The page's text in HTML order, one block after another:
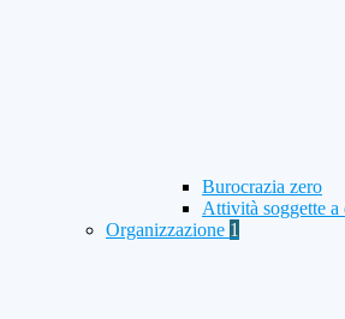
Burocrazia zero
Attività soggette
Organizzazione 1